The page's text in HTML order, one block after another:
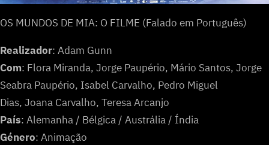
OS MUNDOS DE MIA: O FILME (Falado em Português)
Realizador: Adam Gunn
Com: Flora Miranda, Jorge Paupério, Mário Santos, Jorge
Seabra Paupério, Isabel Carvalho, Pedro Miguel
Dias, Joana Carvalho, Teresa Arcanjo
País: Alemanha / Bélgica / Austrália / Índia
Género: Animação